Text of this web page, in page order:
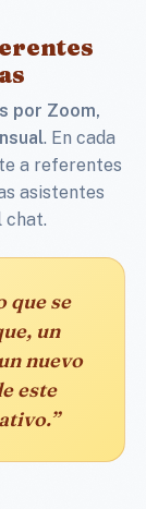
por Zoom,
. En cada
a referentes
asistentes
chat.
que se
un
nuevo
este